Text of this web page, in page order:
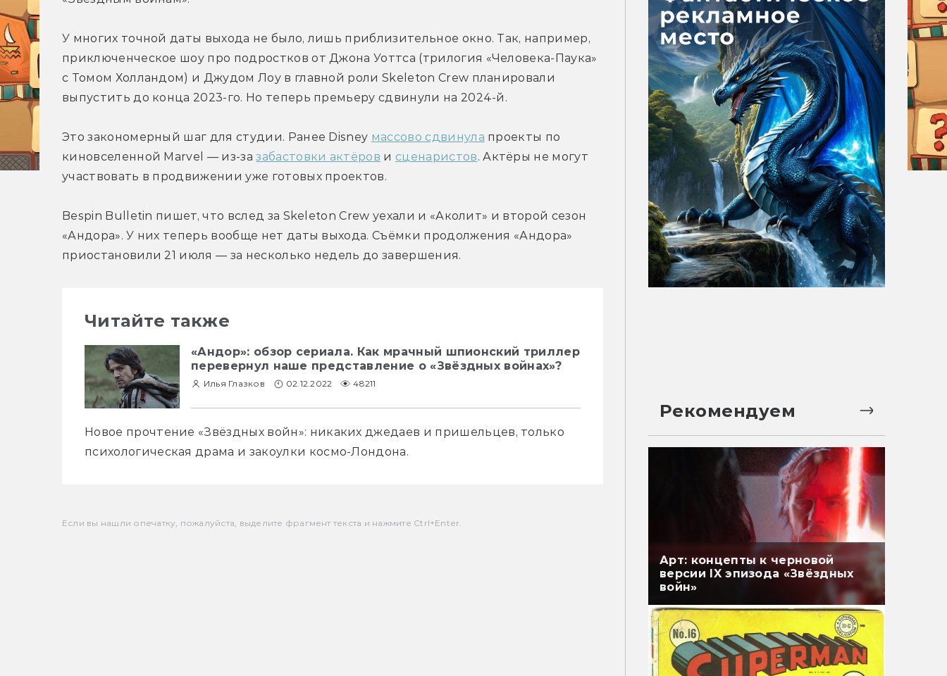
У многих точной даты выхода не было, лишь приблизительное окно. Так, например,
приключенческое шоу про подростков от Джона Уоттса (трилогия «Человека-Паука»
с Томом Холландом) и Джудом Лоу в главной роли Skeleton Crew планировали
выпустить до конца 2023-го. Но теперь премьеру сдвинули на 2024-й.
Это закономерный шаг для студии. Ранее Disney массово сдвинула проекты по
киновселенной Marvel — из-за забастовки актёров и сценаристов. Актёры не могут
участвовать в продвижении уже готовых проектов.
Bespin Bulletin пишет, что вслед за Skeleton Crew уехали и «Аколит» и второй сезон
«Андора». У них теперь вообще нет даты выхода. Съёмки продолжения «Андора»
приостановили 21 июля — за несколько недель до завершения.
Читайте также
«Андор»: обзор сериала. Как мрачный шпионский триллер
перевернул наше представление о «Звёздных войнах»?
Илья Глазков 02.12.2022 48211
Новое прочтение «Звёздных войн»: никаких джедаев и пришельцев, только
психологическая драма и закоулки космо-Лондона.
Если вы нашли опечатку, пожалуйста, выделите фрагмент текста и нажмите Ctrl+Enter.
Рекомендуем
Арт: концепты к черновой
версии IX эпизода «Звёздных
войн»